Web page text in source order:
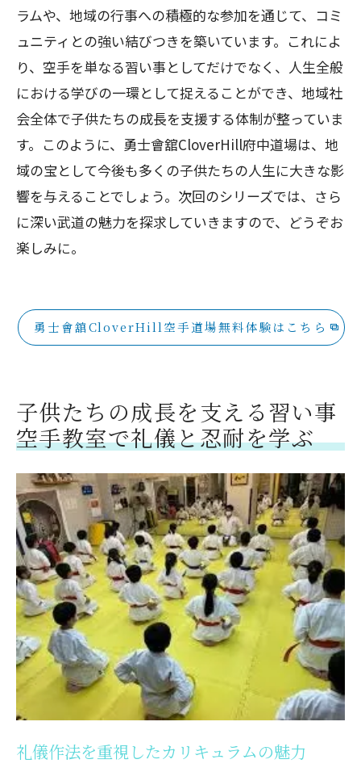
ラムや、地域の行事への積極的な参加を通じて、コミ
ュニティとの強い結びつきを築いています。これによ
り、空手を単なる習い事としてだけでなく、人生全般
における学びの一環として捉えることができ、地域社
会全体で子供たちの成長を支援する体制が整っていま
す。このように、勇士會舘CloverHill府中道場は、地
域の宝として今後も多くの子供たちの人生に大きな影
響を与えることでしょう。次回のシリーズでは、さら
に深い武道の魅力を探求していきますので、どうぞお
楽しみに。
勇士會舘CloverHill空手道場無料体験はこちら
子供たちの成長を支える習い事
空手教室で礼儀と忍耐を学ぶ
礼儀作法を重視したカリキュラムの魅力